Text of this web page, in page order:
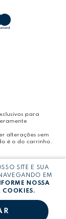
para
alterações sem
é o do carrinho.
LTDA - CNPJ:
SITE E SUA
EM
NOSSA
COOKIES.